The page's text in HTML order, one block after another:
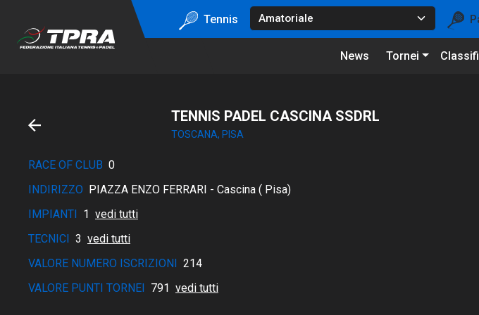
Tennis
News Tornei
TENNIS PADEL CASCINA SSDRL
TOSCANA, PISA
RACE OF CLUB 0
INDIRIZZO PIAZZA ENZO FERRARI - Cascina ( Pisa)
IMPIANTI 1 vedi tutti
TECNICI 3 vedi tutti
VALORE NUMERO ISCRIZIONI 214
VALORE PUNTI TORNEI 791 vedi tutti